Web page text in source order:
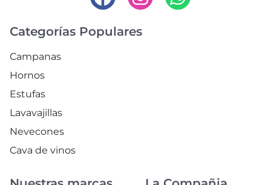
Categorías Populares
Campanas
Hornos
Estufas
Lavavajillas
Nevecones
Cava de vinos